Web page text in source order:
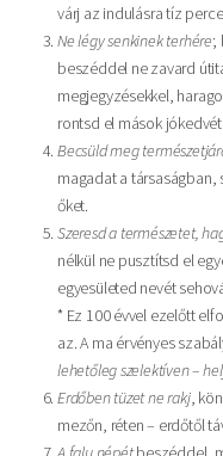
várj az indulásra tíz
Ne légy senkinek terhére;
beszéddel ne zavard
megjegyzésekkel,
rontsd el mások
Becsüld meg
magadat a társaságban,
őket.
Szeresd a természetet,
nélkül ne pusztítsd el
egyesületed nevét
* Ez 100 évvel ezelőtt
az. A ma érvényes
lehetőleg szelektíven –
Erdőben tüzet ne rakj,
mezőn, réten – erdőtől